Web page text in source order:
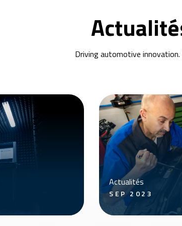
Driving automotive
Actualités
SEP 2023